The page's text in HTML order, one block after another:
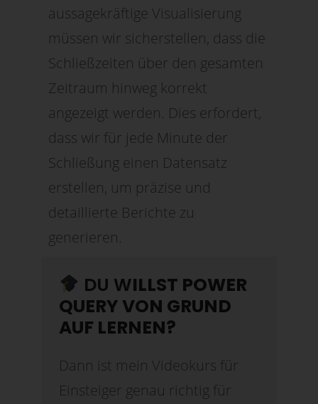
aussagekräftige Visualisierung
müssen wir sicherstellen, dass die
Schließzeiten über den gesamten
Zeitraum hinweg korrekt
angezeigt werden. Dies erfordert,
dass wir für jede Minute der
Schließung einen Datensatz
erstellen, um präzise und
detaillierte Berichte zu
generieren.
DU WILLST POWER
QUERY VON GRUND
AUF LERNEN?
Dann ist mein Videokurs für
Einsteiger genau richtig für